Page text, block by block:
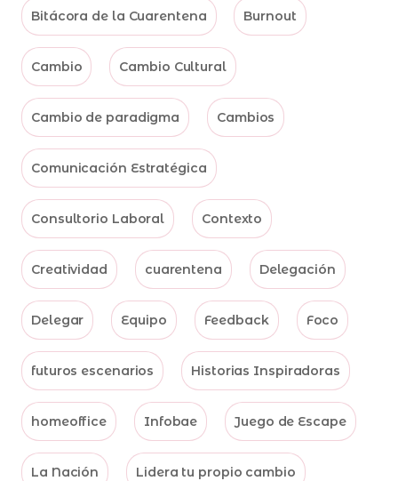
Bitácora de la Cuarentena Burnout
Cambio Cambio Cultural
Cambio de paradigma Cambios
Comunicación Estratégica
Consultorio Laboral Contexto
Creatividad cuarentena Delegación
Delegar Equipo Feedback Foco
futuros escenarios Historias Inspiradoras
homeoffice Infobae Juego de Escape
La Nación Lidera tu propio cambio